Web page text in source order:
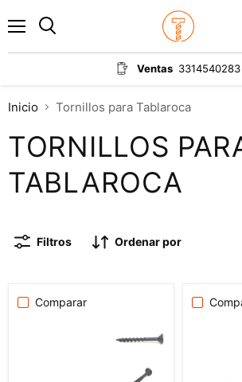
Ventas 3314540283
Inicio Tornillos para Tablaroca
TORNILLOS
TABLAROCA
Filtros Ordenar por
Comparar